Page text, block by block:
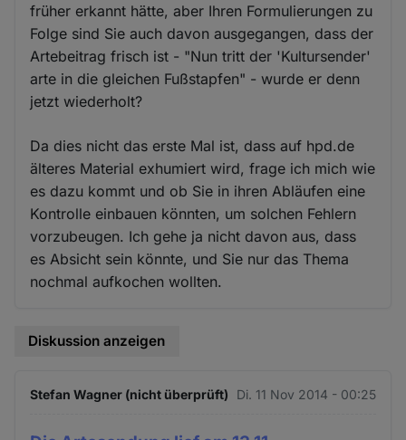
früher erkannt hätte, aber Ihren Formulierungen zu
Folge sind Sie auch davon ausgegangen, dass der
Artebeitrag frisch ist - "Nun tritt der 'Kultursender'
arte​ in die gleichen Fußstapfen" - wurde er denn
jetzt wiederholt?
Da dies nicht das erste Mal ist, dass auf hpd.de
älteres Material exhumiert wird, frage ich mich wie
es dazu kommt und ob Sie in ihren Abläufen eine
Kontrolle einbauen könnten, um solchen Fehlern
vorzubeugen. Ich gehe ja nicht davon aus, dass
es Absicht sein könnte, und Sie nur das Thema
nochmal aufkochen wollten.
Diskussion anzeigen
Stefan Wagner (nicht überprüft) Di. 11 Nov 2014 - 00:25